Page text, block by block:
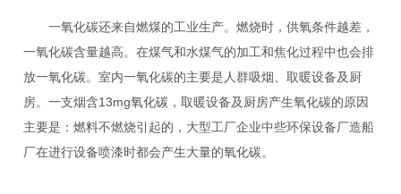
一氧化碳还来自燃煤的工业生产。燃烧时，供氧条件越差，
一氧化碳含量越高。在煤气和水煤气的加工和焦化过程中也会排
放一氧化碳。室内一氧化碳的主要是人群吸烟、取暖设备及厨
房。一支烟含13mg氧化碳，取暖设备及厨房产生氧化碳的原因
主要是：燃料不燃烧引起的，大型工厂企业中些环保设备厂造船
厂在进行设备喷漆时都会产生大量的氧化碳。